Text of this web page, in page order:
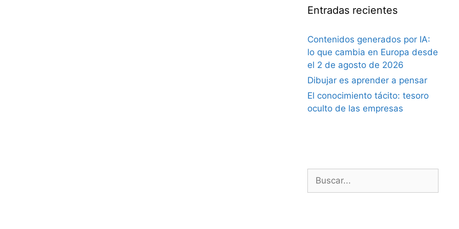
Entradas recientes
Contenidos generados por IA:
lo que cambia en Europa desde
el 2 de agosto de 2026
Dibujar es aprender a pensar
El conocimiento tácito: tesoro
oculto de las empresas